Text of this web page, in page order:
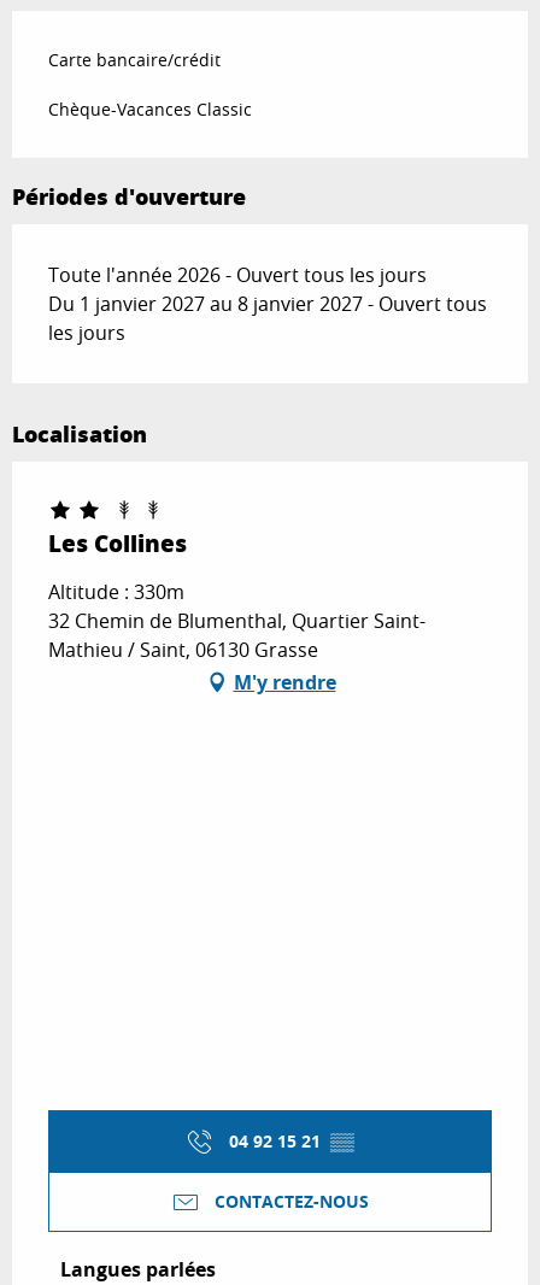
Carte bancaire/crédit
Chèque-Vacances Classic
Périodes d'ouverture
Toute l'année 2026 - Ouvert tous les jours
Du 1 janvier 2027 au 8 janvier 2027 - Ouvert tous
les jours
Localisation
Les Collines
Altitude : 330m
32 Chemin de Blumenthal, Quartier Saint-
Mathieu / Saint, 06130 Grasse
M'y rendre
04 92 15 21 ▒▒
CONTACTEZ-NOUS
Langues parlées
Langues parlées